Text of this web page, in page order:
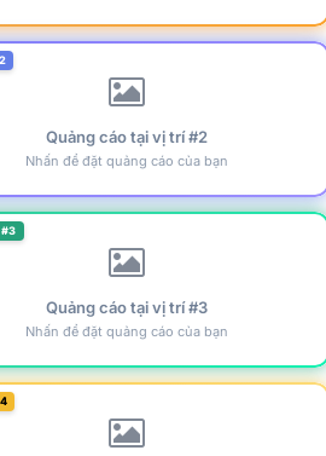
Quảng cáo tại vị trí #2
Nhấn để đặt quảng cáo của bạn
Quảng cáo tại vị trí #3
Nhấn để đặt quảng cáo của bạn